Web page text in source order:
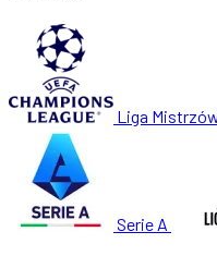
Liga
Serie A